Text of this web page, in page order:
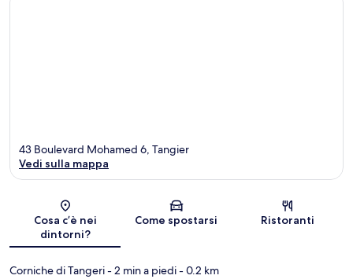
Mappa
43 Boulevard Mohamed 6, Tangier
Vedi sulla mappa
Cosa c’è nei
dintorni?
Come spostarsi Ristoranti
Corniche di Tangeri- 2 min a piedi- 0.2 km